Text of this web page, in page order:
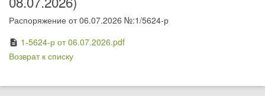
Распоряжение от 06.07.2026 №:1/5624-р
description 1-5624-р от 06.07.2026.pdf
Возврат к списку